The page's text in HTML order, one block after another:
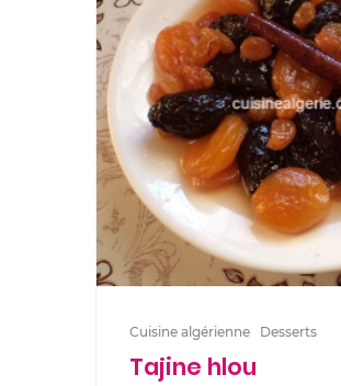
Cuisine algérienne Desserts
Tajine hlou